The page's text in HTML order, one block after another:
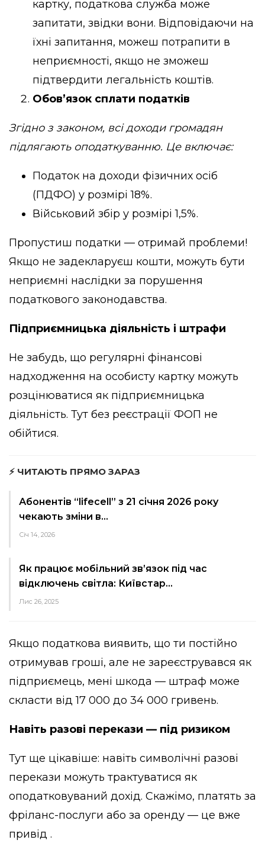
картку, податкова служба може
запитати, звідки вони. Відповідаючи на
їхні запитання, можеш потрапити в
неприємності, якщо не зможеш
підтвердити легальність коштів.
Обов’язок сплати податків
Згідно з законом, всі доходи громадян
підлягають оподаткуванню. Це включає:
Податок на доходи фізичних осіб
(ПДФО) у розмірі 18%.
Військовий збір у розмірі 1,5%.
Пропустиш податки — отримай проблеми!
Якщо не задекларуєш кошти, можуть бути
неприємні наслідки за порушення
податкового законодавства.
Підприємницька діяльність і штрафи
Не забудь, що регулярні фінансові
надходження на особисту картку можуть
розцінюватися як підприємницька
діяльність. Тут без реєстрації ФОП не
обійтися.
⚡ ЧИТАЮТЬ ПРЯМО ЗАРАЗ
Абонентів “lifecell” з 21 січня 2026 року
чекають зміни в…
Січ 14, 2026
Як працює мобільний зв’язок під час
відключень світла: Київстар…
Лис 26, 2025
Якщо податкова виявить, що ти постійно
отримував гроші, але не зареєструвався як
підприємець, мені шкода — штраф може
скласти від 17 000 до 34 000 гривень.
Навіть разові перекази — під ризиком
Тут ще цікавіше: навіть символічні разові
перекази можуть трактуватися як
оподатковуваний дохід. Скажімо, платять за
фріланс-послуги або за оренду — це вже
привід .